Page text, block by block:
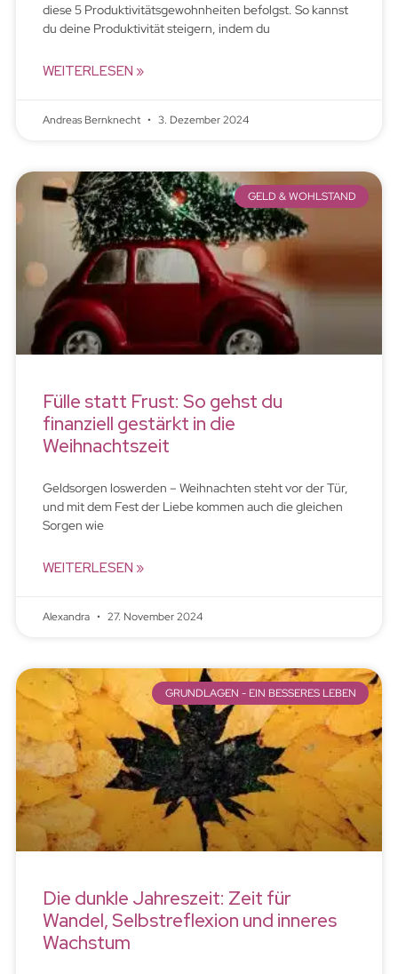
diese 5 Produktivitätsgewohnheiten befolgst. So kannst
du deine Produktivität steigern, indem du
WEITERLESEN »
Andreas Bernknecht 3. Dezember 2024
GELD & WOHLSTAND
Fülle statt Frust: So gehst du
finanziell gestärkt in die
Weihnachtszeit
Geldsorgen loswerden – Weihnachten steht vor der Tür,
und mit dem Fest der Liebe kommen auch die gleichen
Sorgen wie
WEITERLESEN »
Alexandra 27. November 2024
GRUNDLAGEN - EIN BESSERES LEBEN
Die dunkle Jahreszeit: Zeit für
Wandel, Selbstreflexion und inneres
Wachstum